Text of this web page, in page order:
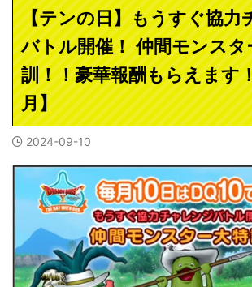
【テンの日】もうすぐ協力
バトル開催！ 仲間モンスタ
訓！！豪華報酬もらえます
月】
2024-09-10